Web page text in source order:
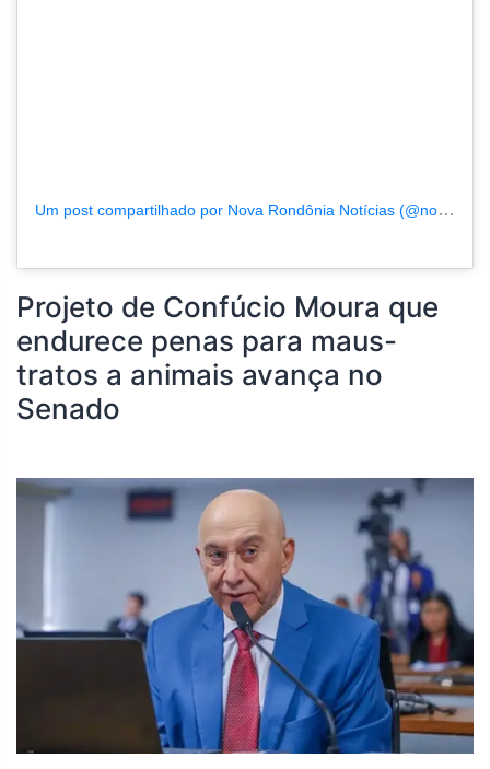
Um post compartilhado por Nova Rondônia Notícias (@novarondonia)
Projeto de Confúcio Moura que
endurece penas para maus-
tratos a animais avança no
Senado